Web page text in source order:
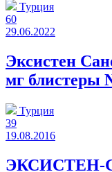
Турция
60
29.06.2022
Эксистен
мг блистеры
Турция
39
19.08.2016
ЭКСИСТЕН-